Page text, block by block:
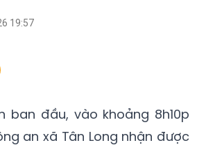
tự ở cơ sở tử vong.
19:57